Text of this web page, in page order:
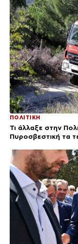
ΠΟΛΙΤΙΚΗ
Τι άλλαξε στην
Πυροσβεστική τα